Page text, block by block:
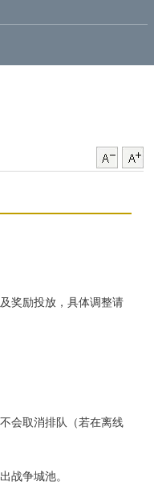
奖励投放，具体调整请
会取消排队（若在离线
战争城池。